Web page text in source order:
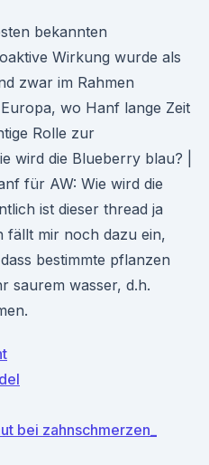
bekannten
Wirkung wurde als
zwar im Rahmen
wo Hanf lange Zeit
Rolle zur
wird die Blueberry blau? |
für AW: Wie wird die
ist dieser thread ja
fällt mir noch dazu ein,
bestimmte pflanzen
saurem wasser, d.h.
bei zahnschmerzen_